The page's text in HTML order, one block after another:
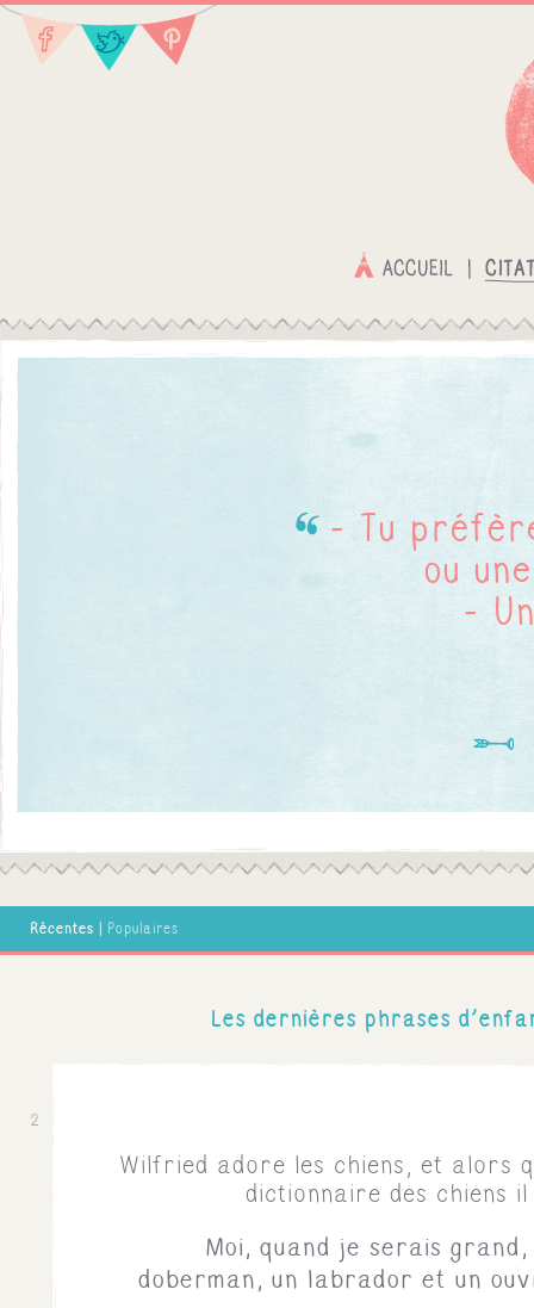
- Tu
ou
-
En 105
Moi, je suis
Toi, Maman, tu es
Récentes | Populaires
Les dernières phrases
Wilfried adore les chiens, et alors
dictionnaire des chiens
Moi, quand je serais
doberman, un labrador et un
2